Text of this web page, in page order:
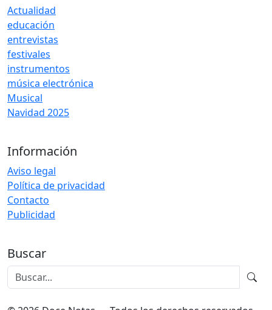
Actualidad
educación
entrevistas
festivales
instrumentos
música electrónica
Musical
Navidad 2025
Información
Aviso legal
Política de privacidad
Contacto
Publicidad
Buscar